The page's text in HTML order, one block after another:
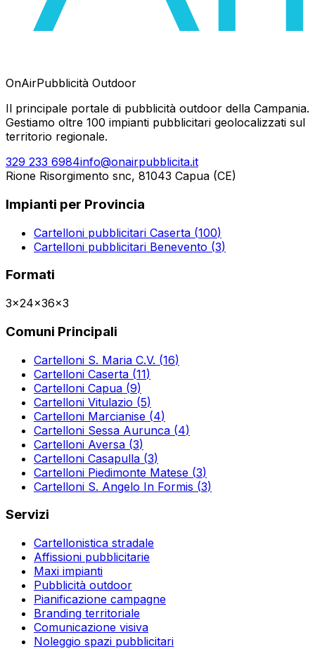
OnAirPubblicità Outdoor
Il principale portale di pubblicità outdoor della Campania.
Gestiamo oltre 100 impianti pubblicitari geolocalizzati sul
territorio regionale.
329 233 6984info@onairpubblicita.it
Rione Risorgimento snc, 81043 Capua (CE)
Impianti per Provincia
Cartelloni pubblicitari Caserta (100)
Cartelloni pubblicitari Benevento (3)
Formati
3x24x36x3
Comuni Principali
Cartelloni S. Maria C.V. (16)
Cartelloni Caserta (11)
Cartelloni Capua (9)
Cartelloni Vitulazio (5)
Cartelloni Marcianise (4)
Cartelloni Sessa Aurunca (4)
Cartelloni Aversa (3)
Cartelloni Casapulla (3)
Cartelloni Piedimonte Matese (3)
Cartelloni S. Angelo In Formis (3)
Servizi
Cartellonistica stradale
Affissioni pubblicitarie
Maxi impianti
Pubblicità outdoor
Pianificazione campagne
Branding territoriale
Comunicazione visiva
Noleggio spazi pubblicitari